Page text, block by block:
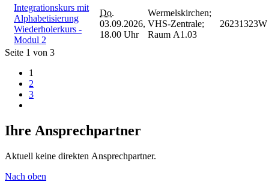
Integrationskurs mit
Alphabetisierung
Wiederholerkurs -
Modul 2
Do.
03.09.2026,
18.00 Uhr
Wermelskirchen;
VHS-Zentrale;
Raum A1.03
26231323W
Seite 1 von 3
1
2
3
Ihre Ansprechpartner
Aktuell keine direkten Ansprechpartner.
Nach oben